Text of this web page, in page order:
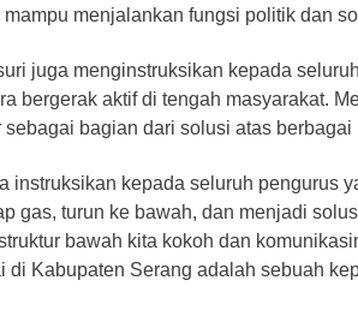
mampu menjalankan fungsi politik dan
juga menginstruksikan kepada
bergerak aktif di tengah masyarakat.
sebagai bagian dari solusi atas
instruksikan kepada seluruh pengurus
gas, turun ke bawah, dan menjadi
bawah kita kokoh dan
di Kabupaten Serang adalah sebuah